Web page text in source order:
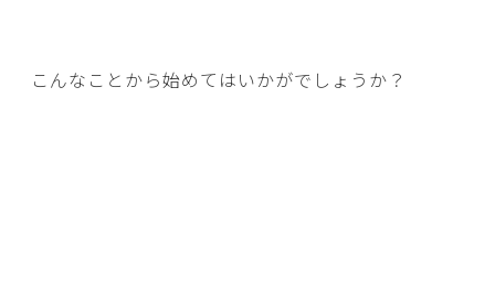
こんなことから始めてはいかがでしょうか？